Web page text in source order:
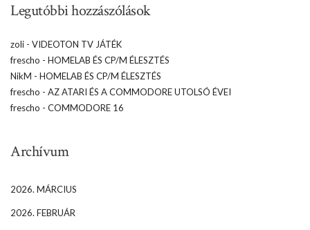
Legutóbbi hozzászólások
zoli - VIDEOTON TV JÁTÉK
frescho - HOMELAB ÉS CP/M ÉLESZTÉS
NikM - HOMELAB ÉS CP/M ÉLESZTÉS
frescho - AZ ATARI ÉS A COMMODORE UTOLSÓ ÉVEI
frescho - COMMODORE 16
Archívum
2026. MÁRCIUS
2026. FEBRUÁR